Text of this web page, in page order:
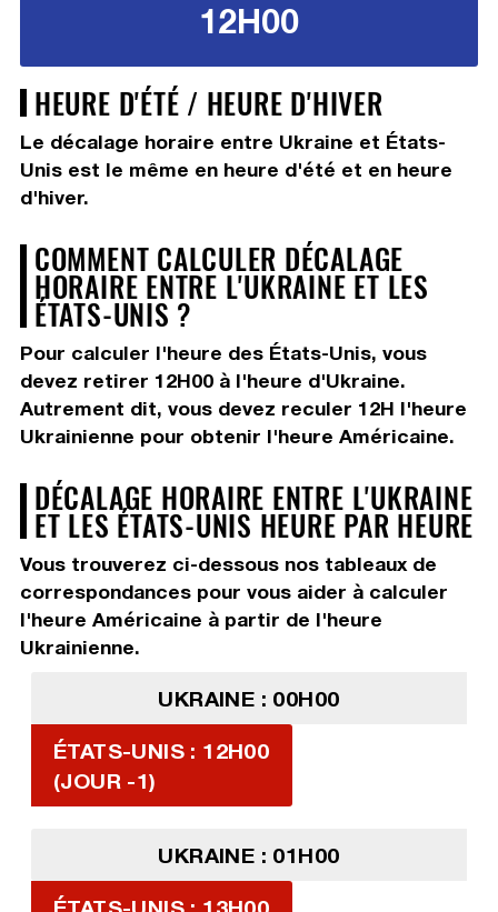
12H00
HEURE D'ÉTÉ / HEURE D'HIVER
Le décalage horaire entre Ukraine et États-
Unis est le même en heure d'été et en heure
d'hiver.
COMMENT CALCULER DÉCALAGE
HORAIRE ENTRE L'UKRAINE ET LES
ÉTATS-UNIS ?
Pour calculer l'heure des États-Unis, vous
devez retirer 12H00à l'heure d'Ukraine.
Autrement dit, vous devez reculer 12H l'heure
Ukrainienne pour obtenir l'heure Américaine.
DÉCALAGE HORAIRE ENTRE L'UKRAINE
ET LES ÉTATS-UNIS HEURE PAR HEURE
Vous trouverez ci-dessous nos tableaux de
correspondances pour vous aider à calculer
l'heure Américaine à partir de l'heure
Ukrainienne.
UKRAINE : 00H00
ÉTATS-UNIS : 12H00
(JOUR -1)
UKRAINE : 01H00